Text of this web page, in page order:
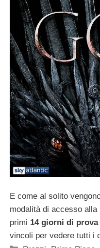
E come al solito
modalità di accesso
primi 14 giorni di prova
vincoli per vedere tutti i